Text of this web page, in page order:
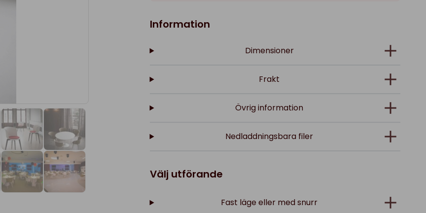
Information
Dimensioner
Frakt
Övrig information
Nedladdningsbara filer
Välj utförande
Fast läge eller med snurr